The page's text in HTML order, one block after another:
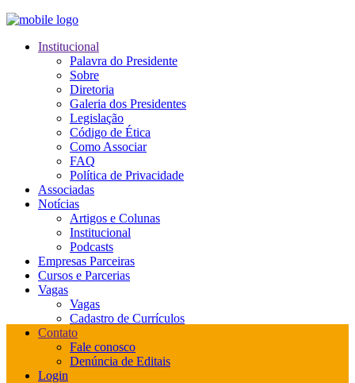
Institucional
Palavra do Presidente
Sobre
Diretoria
Galeria dos Presidentes
Legislação
Código de Ética
Como Associar
FAQ
Política de Privacidade
Associadas
Notícias
Artigos e Colunas
Institucional
Podcasts
Empresas Parceiras
Cursos e Parcerias
Vagas
Vagas
Cadastro de Currículos
Contato
Fale conosco
Denúncia de Editais
Login